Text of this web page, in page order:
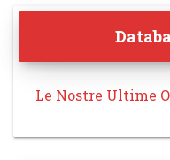
Le Nostre Ultime